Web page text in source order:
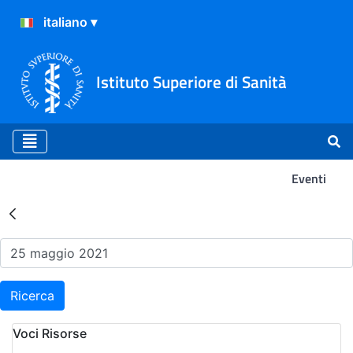
Istituto Superiore di Sanità
Eventi
Risultati della Ricerca -
Ricerca
Voci Risorse